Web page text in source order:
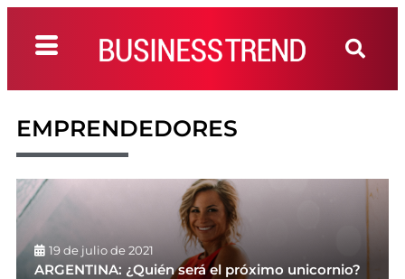
EMPRENDEDORES
19 de julio de 2021
ARGENTINA: ¿Quién será el próximo unicornio?